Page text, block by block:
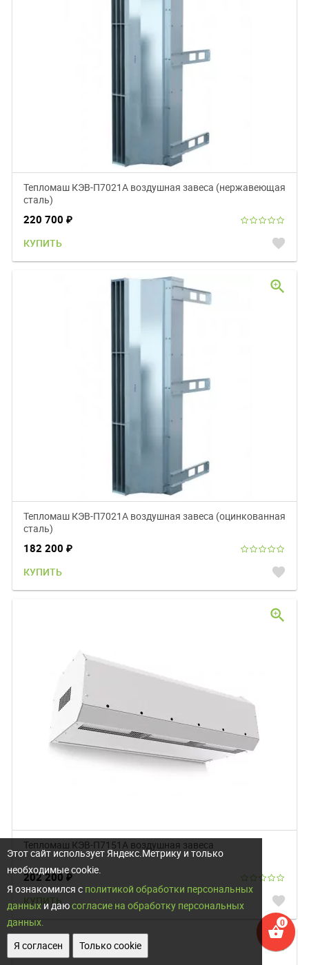
Этот сайт использует Яндекс.Метрику и только
необходимые cookie.
Я ознакомился с политикой обработки персональных
данныхи даюсогласие на обработку персональных
данных.
Я согласен
Только cookie
shopping_basket
Тепломаш КЭВ-П7021A воздушная завеса (нержавеющая
сталь)
220 700 ₽
КУПИТЬ favorite
Тепломаш КЭВ-П7021A воздушная завеса (оцинкованная
сталь)
182 200 ₽
КУПИТЬ favorite
zoom_in
Тепломаш КЭВ-П7151A воздушная завеса
202 200₽
КУПИТЬ favorite
zoom_in
zoom_in